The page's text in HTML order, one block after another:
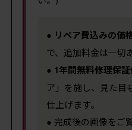
● リペア費込みの価
で、追加料金は一切
● 1年間無料修理保証
ア」を施し、見た目
仕上げます。
● 完成後の画像をご